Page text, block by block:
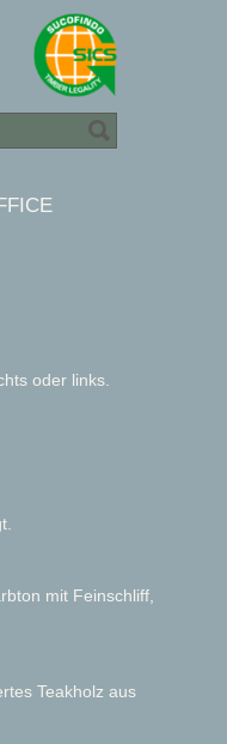
oder links.
mit Feinschliff,
Teakholz aus